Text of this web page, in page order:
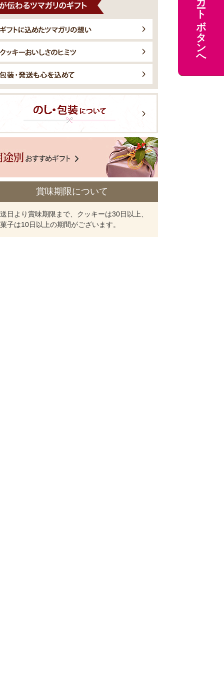
賞味期限について
日より賞味期限まで、クッキーは30日以上、
子は10日以上の期間がございます。
カートボタンへ